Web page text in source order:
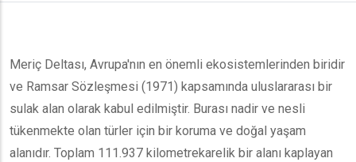
Meriç Deltası, Avrupa'nın en önemli ekosistemlerinden biridir
ve Ramsar Sözleşmesi (1971) kapsamında uluslararası bir
sulak alan olarak kabul edilmiştir. Burası nadir ve nesli
tükenmekte olan türler için bir koruma ve doğal yaşam
alanıdır. Toplam 111.937 kilometrekarelik bir alanı kaplayan